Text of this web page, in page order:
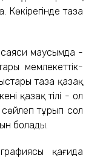
Көкірегінде таза
саяси маусымда -
мемлекеттік-
таза қазақ
і қазақ тілі - ол
сөйлеп тұрып сол
болады.
қағида